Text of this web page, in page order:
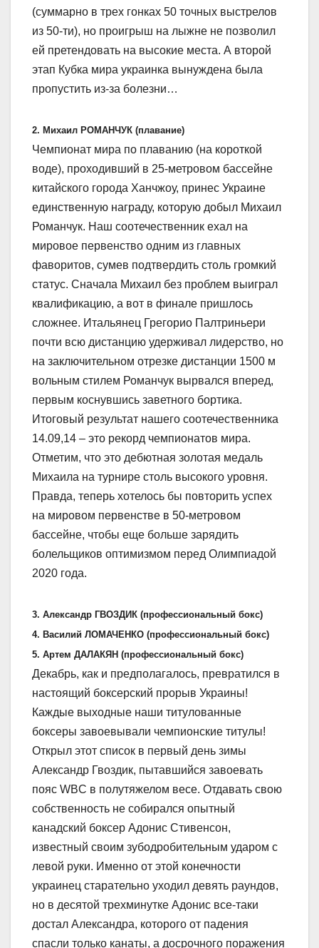
(суммарно в трех гонках 50 точных выстрелов
из 50-ти), но проигрыш на лыжне не позволил
ей претендовать на высокие места. А второй
этап Кубка мира украинка вынуждена была
пропустить из-за болезни…
2. Михаил РОМАНЧУК (плавание)
Чемпионат мира по плаванию (на короткой
воде), проходивший в 25-метровом бассейне
китайского города Ханчжоу, принес Украине
единственную награду, которую добыл Михаил
Романчук. Наш соотечественник ехал на
мировое первенство одним из главных
фаворитов, сумев подтвердить столь громкий
статус. Сначала Михаил без проблем выиграл
квалификацию, а вот в финале пришлось
сложнее. Итальянец Грегорио Палтриньери
почти всю дистанцию удерживал лидерство, но
на заключительном отрезке дистанции 1500 м
вольным стилем Романчук вырвался вперед,
первым коснувшись заветного бортика.
Итоговый результат нашего соотечественника
14.09,14 – это рекорд чемпионатов мира.
Отметим, что это дебютная золотая медаль
Михаила на турнире столь высокого уровня.
Правда, теперь хотелось бы повторить успех
на мировом первенстве в 50-метровом
бассейне, чтобы еще больше зарядить
болельщиков оптимизмом перед Олимпиадой
2020 года.
3. Александр ГВОЗДИК (профессиональный бокс)
4. Василий ЛОМАЧЕНКО (профессиональный бокс)
5. Артем ДАЛАКЯН (профессиональный бокс)
Декабрь, как и предполагалось, превратился в
настоящий боксерский прорыв Украины!
Каждые выходные наши титулованные
боксеры завоевывали чемпионские титулы!
Открыл этот список в первый день зимы
Александр Гвоздик, пытавшийся завоевать
пояс WBC в полутяжелом весе. Отдавать свою
собственность не собирался опытный
канадский боксер Адонис Стивенсон,
известный своим зубодробительным ударом с
левой руки. Именно от этой конечности
украинец старательно уходил девять раундов,
но в десятой трехминутке Адонис все-таки
достал Александра, которого от падения
спасли только канаты, а досрочного поражения